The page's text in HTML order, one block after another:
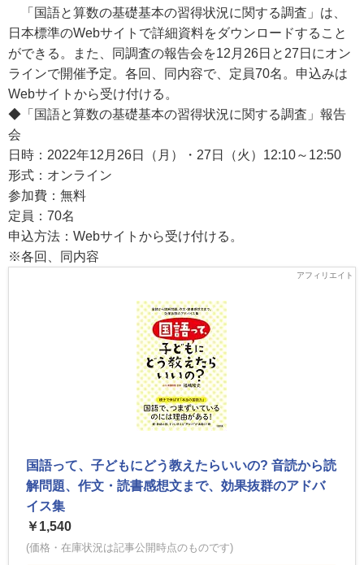
「国語と算数の基礎基本の習得状況に関する調査」は、
日本標準のWebサイトで詳細資料をダウンロードすること
ができる。また、同調査の報告会を12月26日と27日にオン
ラインで開催予定。各回、同内容で、定員70名。申込みは
Webサイトから受け付ける。
◆「国語と算数の基礎基本の習得状況に関する調査」報告
会
日時：2022年12月26日（月）・27日（火）12:10～12:50
形式：オンライン
参加費：無料
定員：70名
申込方法：Webサイトから受け付ける。
※各回、同内容
国語って、子どもにどう教えたらいいの? 音読から読
解問題、作文・読書感想文まで、効果抜群のアドバ
イス集
￥1,540
(価格・在庫状況は記事公開時点のものです)